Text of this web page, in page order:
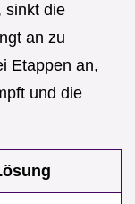
sinkt die
an zu
Etappen an,
und die